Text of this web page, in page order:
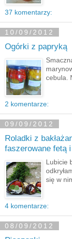
37 komentarzy:
10/09/2012
Ogórki z papryką
cebula.
2 komentarze:
09/09/2012
Roladki z
faszerowane fetą
Lubicie
się w
4 komentarze:
08/09/2012